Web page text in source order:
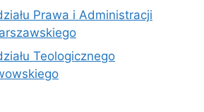
Prawa i Administracji
Teologicznego